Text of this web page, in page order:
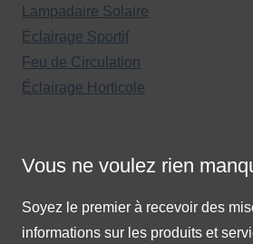
Lampadaire Solaire
Éclairage Sportif
Feu de Circulation
Éclairage Horticole
Vous ne voulez rien
Soyez le premier à recevoir des
informations sur les produits et